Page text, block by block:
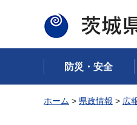
茨城県
防災・安全
ホーム > 県政情報 > 広